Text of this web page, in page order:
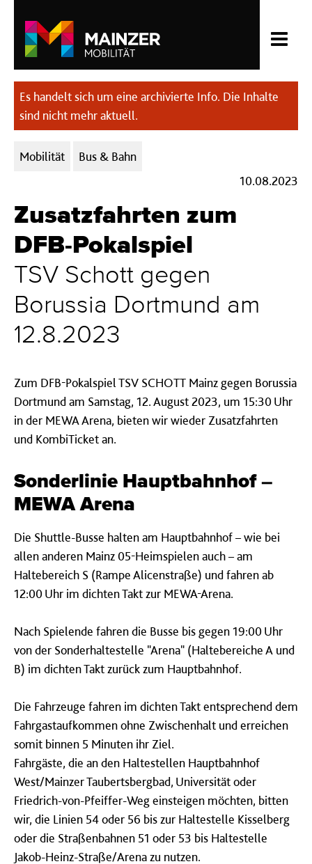
Es handelt sich um eine archivierte Info. Die Inhalte
sind nicht mehr aktuell.
Kategorien:
Mobilität
Bus & Bahn
10.08.2023
Zusatzfahrten zum
DFB-Pokalspiel
TSV Schott gegen
Borussia Dortmund am
12.8.2023
Zum DFB-Pokalspiel TSV SCHOTT Mainz gegen Borussia
Dortmund am Samstag, 12. August 2023, um 15:30 Uhr
in der MEWA Arena, bieten wir wieder Zusatzfahrten
und KombiTicket an.
Sonderlinie Hauptbahnhof –
MEWA Arena
Die Shuttle-Busse halten am Hauptbahnhof – wie bei
allen anderen Mainz 05-Heimspielen auch – am
Haltebereich S (Rampe Alicenstraße) und fahren ab
12:00 Uhr im dichten Takt zur MEWA-Arena.
Nach Spielende fahren die Busse bis gegen 19:00 Uhr
von der Sonderhaltestelle "Arena" (Haltebereiche A und
B) im dichten Takt zurück zum Hauptbahnhof.
Die Fahrzeuge fahren im dichten Takt entsprechend dem
Fahrgastaufkommen ohne Zwischenhalt und erreichen
somit binnen 5 Minuten ihr Ziel.
Fahrgäste, die an den Haltestellen Hauptbahnhof
West/Mainzer Taubertsbergbad, Universität oder
Friedrich-von-Pfeiffer-Weg einsteigen möchten, bitten
wir, die Linien 54 oder 56 bis zur Haltestelle Kisselberg
oder die Straßenbahnen 51 oder 53 bis Haltestelle
Jakob-Heinz-Straße/Arena zu nutzen.